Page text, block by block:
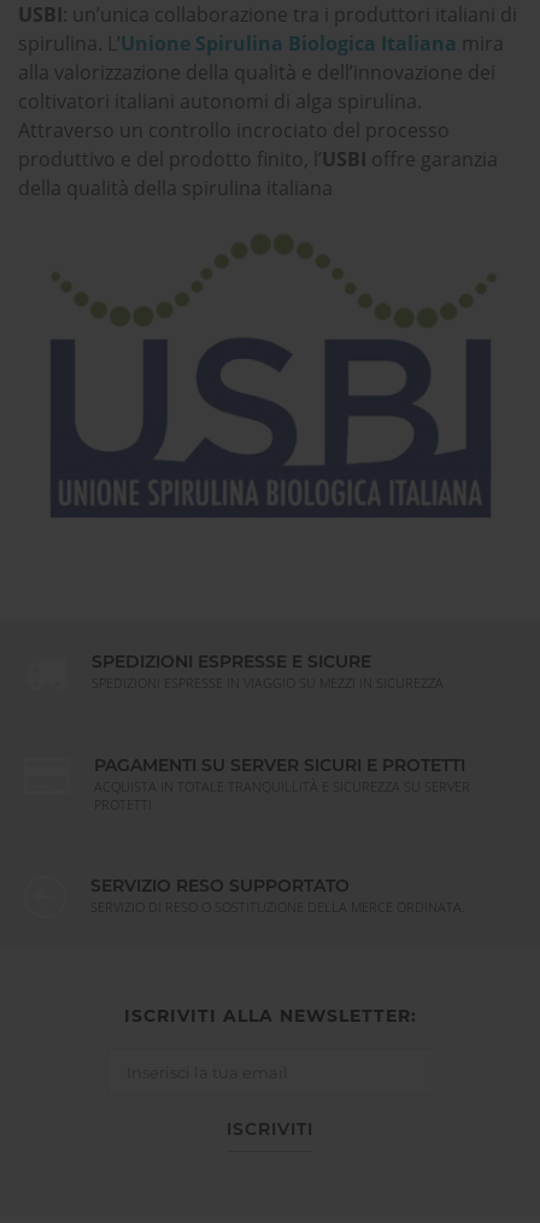
USBI: un’unica collaborazione tra i produttori italiani di
spirulina. L’Unione Spirulina Biologica Italiana mira
alla valorizzazione della qualità e dell’innovazione dei
coltivatori italiani autonomi di alga spirulina.
Attraverso un controllo incrociato del processo
produttivo e del prodotto finito, l’USBI offre garanzia
della qualità della spirulina italiana
SPEDIZIONI ESPRESSE E SICURE
SPEDIZIONI ESPRESSE IN VIAGGIO SU MEZZI IN SICUREZZA
PAGAMENTI SU SERVER SICURI E PROTETTI
ACQUISTA IN TOTALE TRANQUILLITÀ E SICUREZZA SU SERVER
SERVIZIO RESO SUPPORTATO
SERVIZIO DI RESO O SOSTITUZIONE DELLA MERCE ORDINATA.
ISCRIVITI ALLA NEWSLETTER:
ISCRIVITI